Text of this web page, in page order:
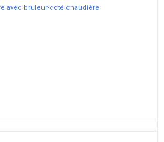
avec bruleur-coté chaudière